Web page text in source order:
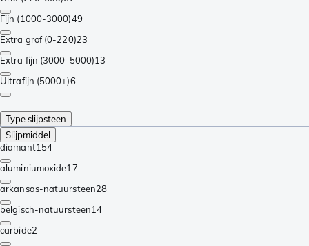
Fijn (1000-3000)49
Extra grof (0-220)23
Extra fijn (3000-5000)13
Ultrafijn (5000+)6
Type slijpsteen
Slijpmiddel
diamant154
aluminiumoxide17
arkansas-natuursteen28
belgisch-natuursteen14
carbide2